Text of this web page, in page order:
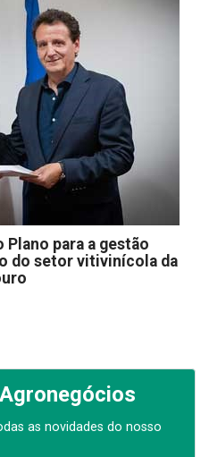
Plano para a gestão
do setor vitivinícola da
as novidades do nosso